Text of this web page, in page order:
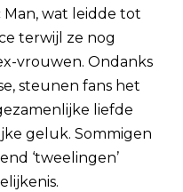
wat leidde tot
terwijl ze nog
vrouwen. Ondanks
steunen fans het
liefde
geluk. Sommigen
‘tweelingen’